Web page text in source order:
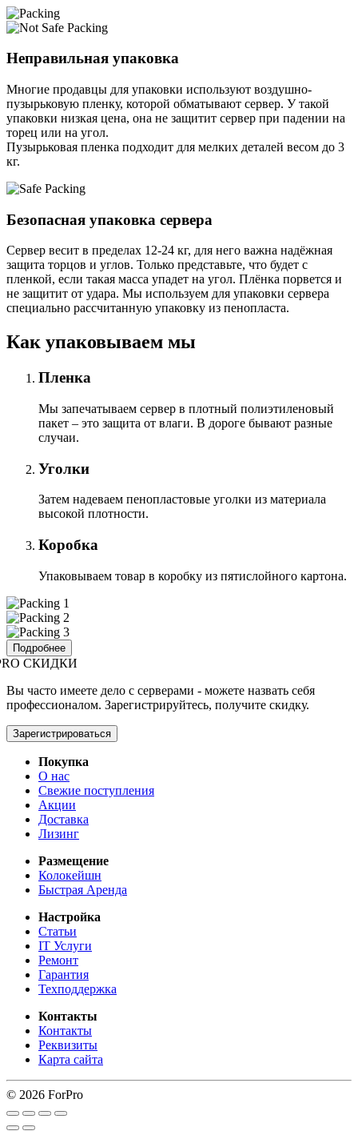
Неправильная упаковка
Многие продавцы для упаковки используют воздушно-
пузырьковую пленку, которой обматывают сервер. У такой
упаковки низкая цена, она не защитит сервер при падении на
торец или на угол.
Пузырьковая пленка подходит для мелких деталей весом до 3
кг.
Безопасная упаковка сервера
Сервер весит в пределах 12-24 кг, для него важна надёжная
защита торцов и углов. Только представьте, что будет с
пленкой, если такая масса упадет на угол. Плёнка порвется и
не защитит от удара. Мы используем для упаковки сервера
специально расcчитанную упаковку из пенопласта.
Как упаковываем мы
Пленка
Мы запечатываем сервер в плотный полиэтиленовый
пакет – это защита от влаги. В дороге бывают разные
случаи.
Уголки
Затем надеваем пенопластовые уголки из материала
высокой плотности.
Коробка
Упаковываем товар в коробку из пятислойного картона.
Подробнее
СКИДКИ
Вы часто имеете дело с серверами - можете назвать себя
профессионалом. Зарегистрируйтесь, получите скидку.
Зарегистрироваться
Покупка
О нас
Свежие поступления
Акции
Доставка
Лизинг
Размещение
Колокейшн
Быстрая Аренда
Настройка
Статьи
IT Услуги
Ремонт
Гарантия
Техподдержка
Контакты
Контакты
Реквизиты
Карта сайта
© 2026 ForPro